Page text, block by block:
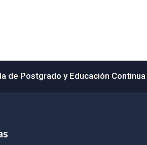
de Postgrado y Educación Continua